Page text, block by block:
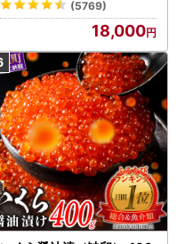
(5769)
18,000